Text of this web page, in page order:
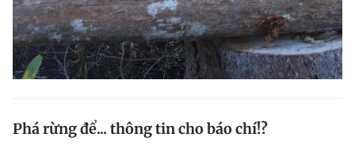
Theo dõi báo trên
Hotline Liên hệ quảng cáo
Phá rừng để... thông tin cho báo chí!?